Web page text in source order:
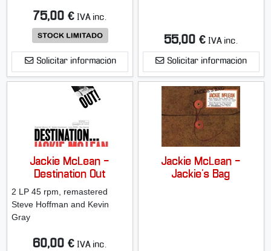
75,00 € IVA inc.
Solicitar información
55,00 € IVA inc.
Solicitar información
Jackie McLean -
Destination Out
2 LP 45 rpm, remastered
Steve Hoffman and Kevin
Gray
60,00 € IVA inc.
Jackie McLean -
Jackie's Bag